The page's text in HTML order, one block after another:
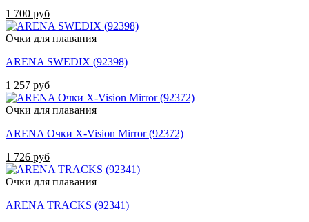
1 700 руб
Очки для плавания
ARENA SWEDIX (92398)
1 257 руб
Очки для плавания
ARENA Очки X-Vision Mirror (92372)
1 726 руб
Очки для плавания
ARENA TRACKS (92341)